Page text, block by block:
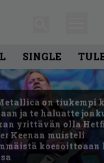
SINGLE
on tiukempi
ja te haluatte
yrittävän olla
Keenan muisteli